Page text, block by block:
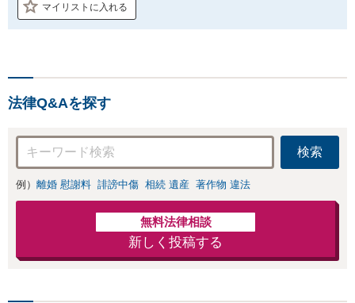
マイリストに入れる
法律Q&Aを探す
検索
例） 離婚 慰謝料 誹謗中傷 相続 遺産 著作物 違法
無料法律相談
新しく投稿する